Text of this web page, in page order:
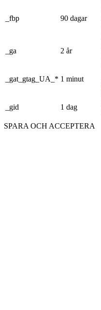
_fbp 90 dagar
_ga 2 år
_gat_gtag_UA_* 1 minut
_gid 1 dag
SPARA OCH ACCEPTERA